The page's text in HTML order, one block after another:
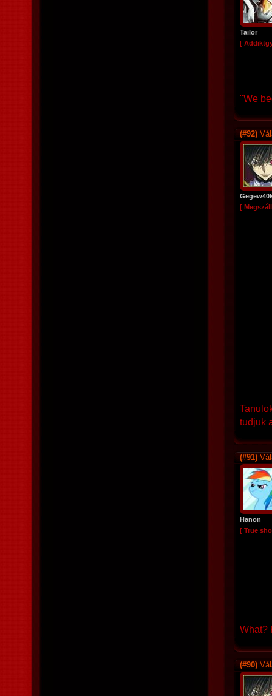
Tailor
[
"We
(#92)
[
tudjuk
(#91)
Hanon
[ True
What?
(#90)